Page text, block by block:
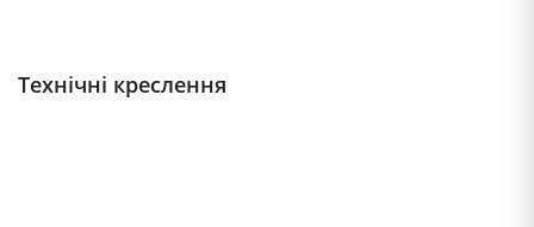
Технічні креслення